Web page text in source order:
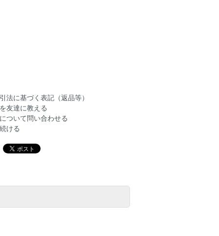
法に基づく表記（返品等）
友達に教える
ついて問い合わせる
ける